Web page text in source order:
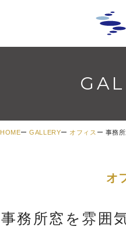
HOME GALLERY オフィス 事務所窓
オ
事務所窓を雰囲